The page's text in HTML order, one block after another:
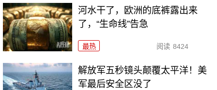
河水干了，欧洲的底裤露出来
了，“生命线”告急
最热 阅读 8424
解放军五秒镜头颠覆太平洋！美
军最后安全区没了